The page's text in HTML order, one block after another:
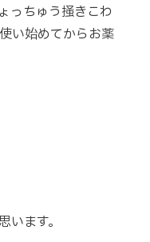
っちゅう掻きこわ
い始めてからお薬
ます。